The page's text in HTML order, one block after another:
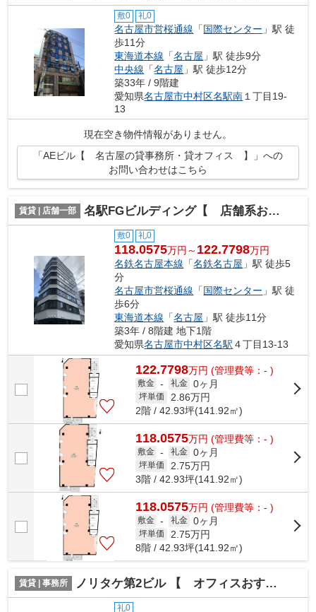
敷0 礼0
名古屋市営桜通線 「国際センター 」駅 徒
歩11分
東海道本線 「名古屋 」駅 徒歩9分
中央線 「名古屋 」駅 徒歩12分
築33年 / 9階建
愛知県名古屋市中村区名駅南 １丁目19-
13
現在空き物件情報がありません。
「AEビル【 名古屋の貸事務所・貸オフィス 】」への
お問い合わせはこちら
賃貸 | 店舗一部 名駅FGビルディング【 店舗系おすすめ 】
敷0 礼0
118.0575万円～ 122.7798万円
名鉄名古屋本線 「名鉄名古屋 」駅 徒歩5
分
名古屋市営桜通線 「国際センター 」駅 徒
歩6分
東海道本線 「名古屋 」駅 徒歩11分
築3年 / 8階建 地下1階
愛知県名古屋市中村区名駅 ４丁目13-13
122.7798万円 (管理費等：- )
敷金 - 礼金 0ヶ月
坪単価 2.86万円
2階 / 42.93坪(141.92㎡)
118.0575万円 (管理費等：- )
敷金 - 礼金 0ヶ月
坪単価 2.75万円
3階 / 42.93坪(141.92㎡)
118.0575万円 (管理費等：- )
敷金 - 礼金 0ヶ月
坪単価 2.75万円
8階 / 42.93坪(141.92㎡)
賃貸 | 事務所 ノリタケ第2ビル 【 オフィスおすすめ 】
礼0